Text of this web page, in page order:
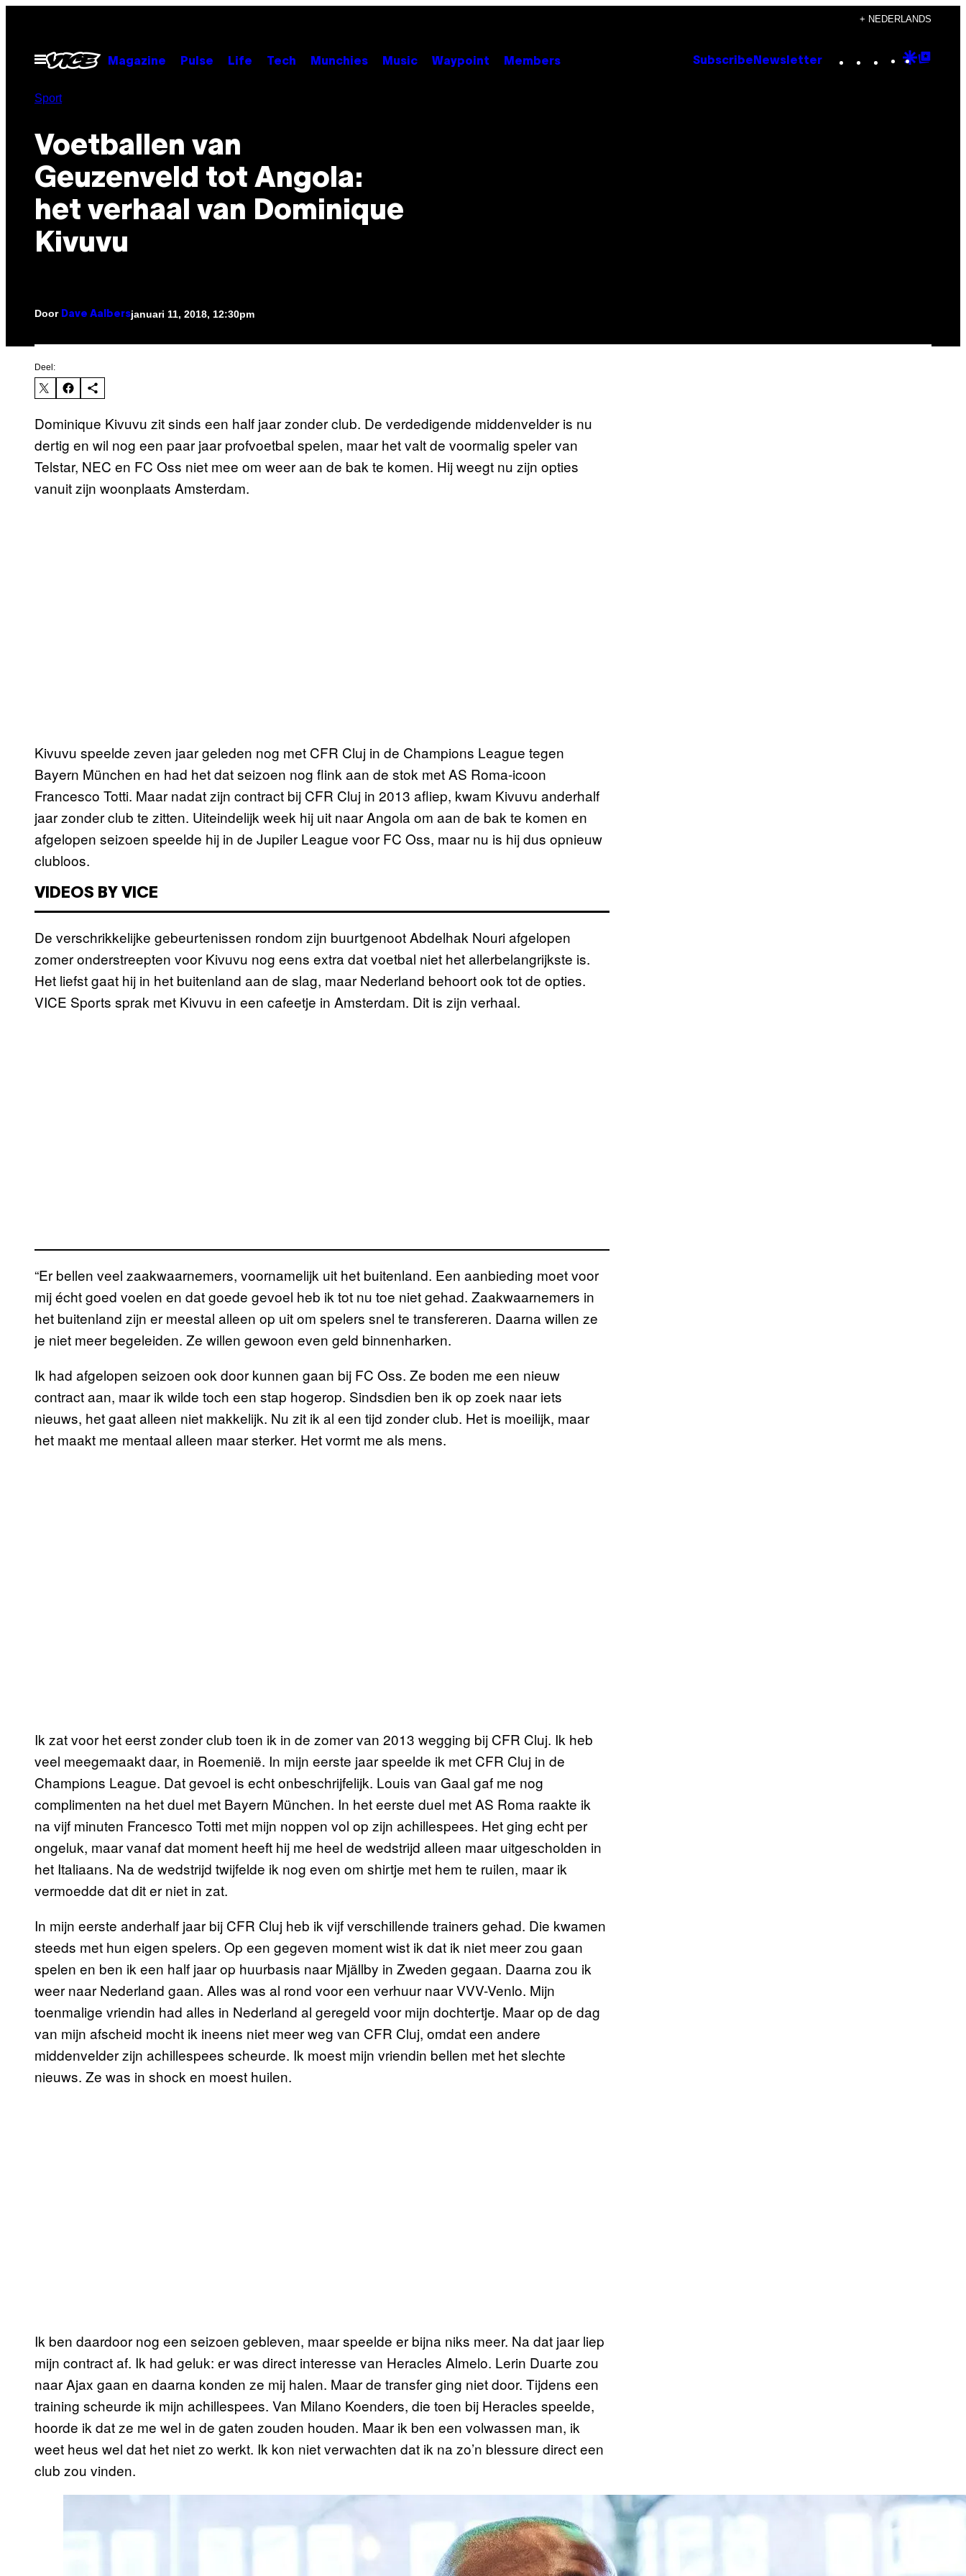
+ NEDERLANDS
Open
menu
Magazine Pulse Life Tech Munchies Music Waypoint Members Subscribe Newsletter Instagram
TikTok
YouTube
Google
Sport
Voetballen van
Geuzenveld tot Angola:
het verhaal van Dominique
Kivuvu
Door Dave Aalbersjanuari 11, 2018, 12:30pm
Deel:
Dominique Kivuvu zit sinds een half jaar zonder club. De verdedigende middenvelder is nu
dertig en wil nog een paar jaar profvoetbal spelen, maar het valt de voormalig speler van
Telstar, NEC en FC Oss niet mee om weer aan de bak te komen. Hij weegt nu zijn opties
vanuit zijn woonplaats Amsterdam.
Kivuvu speelde zeven jaar geleden nog met CFR Cluj in de Champions League tegen
Bayern München en had het dat seizoen nog flink aan de stok met AS Roma-icoon
Francesco Totti. Maar nadat zijn contract bij CFR Cluj in 2013 afliep, kwam Kivuvu anderhalf
jaar zonder club te zitten. Uiteindelijk week hij uit naar Angola om aan de bak te komen en
afgelopen seizoen speelde hij in de Jupiler League voor FC Oss, maar nu is hij dus opnieuw
clubloos.
VIDEOS BY VICE
De verschrikkelijke gebeurtenissen rondom zijn buurtgenoot Abdelhak Nouri afgelopen
zomer onderstreepten voor Kivuvu nog eens extra dat voetbal niet het allerbelangrijkste is.
Het liefst gaat hij in het buitenland aan de slag, maar Nederland behoort ook tot de opties.
VICE Sports sprak met Kivuvu in een cafeetje in Amsterdam. Dit is zijn verhaal.
“Er bellen veel zaakwaarnemers, voornamelijk uit het buitenland. Een aanbieding moet voor
mij écht goed voelen en dat goede gevoel heb ik tot nu toe niet gehad. Zaakwaarnemers in
het buitenland zijn er meestal alleen op uit om spelers snel te transfereren. Daarna willen ze
je niet meer begeleiden. Ze willen gewoon even geld binnenharken.
Ik had afgelopen seizoen ook door kunnen gaan bij FC Oss. Ze boden me een nieuw
contract aan, maar ik wilde toch een stap hogerop. Sindsdien ben ik op zoek naar iets
nieuws, het gaat alleen niet makkelijk. Nu zit ik al een tijd zonder club. Het is moeilijk, maar
het maakt me mentaal alleen maar sterker. Het vormt me als mens.
Ik zat voor het eerst zonder club toen ik in de zomer van 2013 wegging bij CFR Cluj. Ik heb
veel meegemaakt daar, in Roemenië. In mijn eerste jaar speelde ik met CFR Cluj in de
Champions League. Dat gevoel is echt onbeschrijfelijk. Louis van Gaal gaf me nog
complimenten na het duel met Bayern München. In het eerste duel met AS Roma raakte ik
na vijf minuten Francesco Totti met mijn noppen vol op zijn achillespees. Het ging echt per
ongeluk, maar vanaf dat moment heeft hij me heel de wedstrijd alleen maar uitgescholden in
het Italiaans. Na de wedstrijd twijfelde ik nog even om shirtje met hem te ruilen, maar ik
vermoedde dat dit er niet in zat.
In mijn eerste anderhalf jaar bij CFR Cluj heb ik vijf verschillende trainers gehad. Die kwamen
steeds met hun eigen spelers. Op een gegeven moment wist ik dat ik niet meer zou gaan
spelen en ben ik een half jaar op huurbasis naar Mjällby in Zweden gegaan. Daarna zou ik
weer naar Nederland gaan. Alles was al rond voor een verhuur naar VVV-Venlo. Mijn
toenmalige vriendin had alles in Nederland al geregeld voor mijn dochtertje. Maar op de dag
van mijn afscheid mocht ik ineens niet meer weg van CFR Cluj, omdat een andere
middenvelder zijn achillespees scheurde. Ik moest mijn vriendin bellen met het slechte
nieuws. Ze was in shock en moest huilen.
Ik ben daardoor nog een seizoen gebleven, maar speelde er bijna niks meer. Na dat jaar liep
mijn contract af. Ik had geluk: er was direct interesse van Heracles Almelo. Lerin Duarte zou
naar Ajax gaan en daarna konden ze mij halen. Maar de transfer ging niet door. Tijdens een
training scheurde ik mijn achillespees. Van Milano Koenders, die toen bij Heracles speelde,
hoorde ik dat ze me wel in de gaten zouden houden. Maar ik ben een volwassen man, ik
weet heus wel dat het niet zo werkt. Ik kon niet verwachten dat ik na zo’n blessure direct een
club zou vinden.